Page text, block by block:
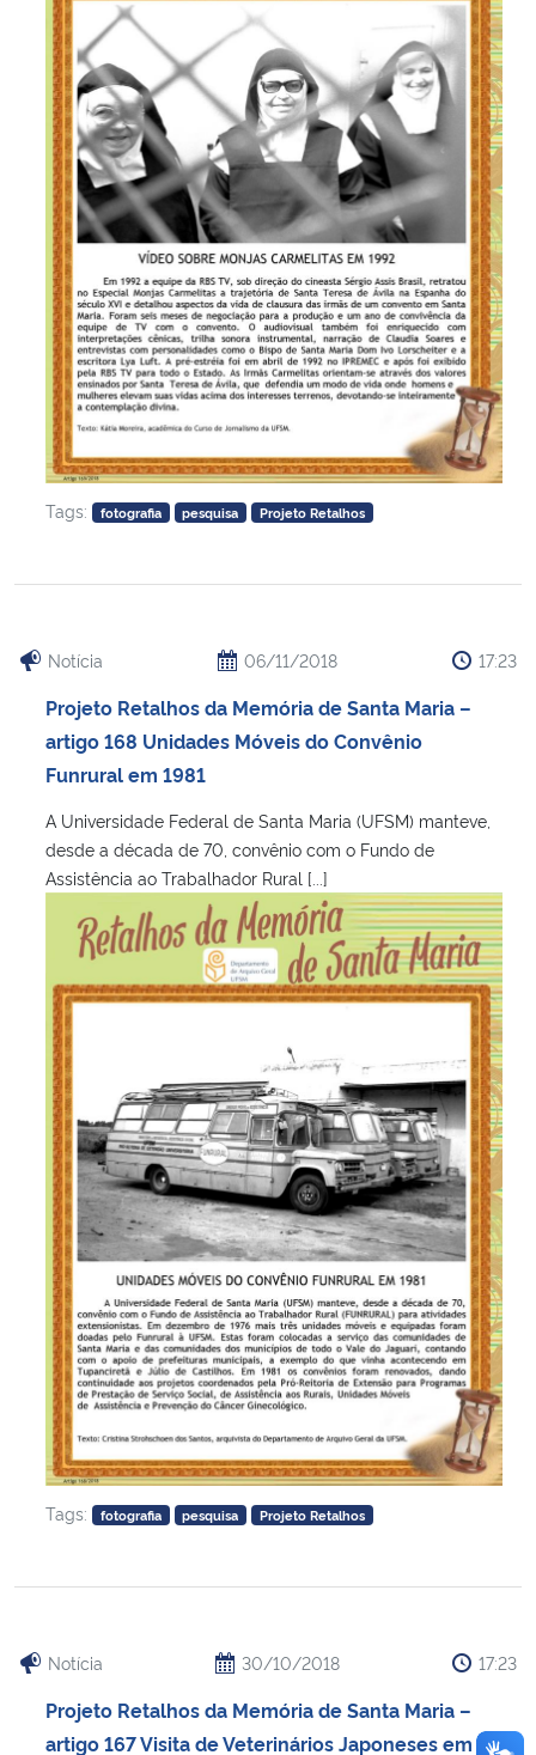
Tags: fotografia pesquisa Projeto Retalhos
Notícia 06/11/2018 17:23
Projeto Retalhos da Memória de Santa Maria –
artigo 168 Unidades Móveis do Convênio
Funrural em 1981
A Universidade Federal de Santa Maria (UFSM) manteve,
desde a década de 70, convênio com o Fundo de
Assistência ao Trabalhador Rural [...]
Tags: fotografia pesquisa Projeto Retalhos
Notícia 30/10/2018 17:23
Projeto Retalhos da Memória de Santa Maria –
artigo 167 Visita de Veterinários Japoneses em